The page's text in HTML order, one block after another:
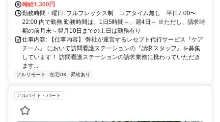
時給1,300円
勤務時間・曜日: フルフレックス制 コアタイム無し 平日7:00〜
22:00 内で勤務 勤務時間は、1日5時間～、週4日～ ※ただし、請求時
期の前月末～翌月10日までの土日は勤務有り
仕事内容: 【仕事内容】 弊社が運営するレセプト代行サービス『ケア
チーム』 において訪問看護ステーションの『請求スタッフ』を募集
しています！ 訪問看護ステーションの請求業務に携わっていただき
ます...
フルリモート 在宅OK 昇給あり
アルバイト・パート